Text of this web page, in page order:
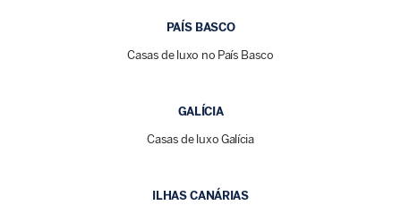
PAÍS BASCO
Casas de luxo no País Basco
GALÍCIA
Casas de luxo Galícia
ILHAS CANÁRIAS